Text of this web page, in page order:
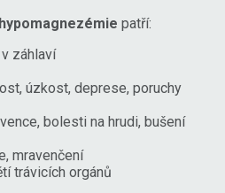
patří:
záhlaví
úzkost, deprese, poruchy
bolesti na hrudi, bušení
mravenčení
trávicích orgánů